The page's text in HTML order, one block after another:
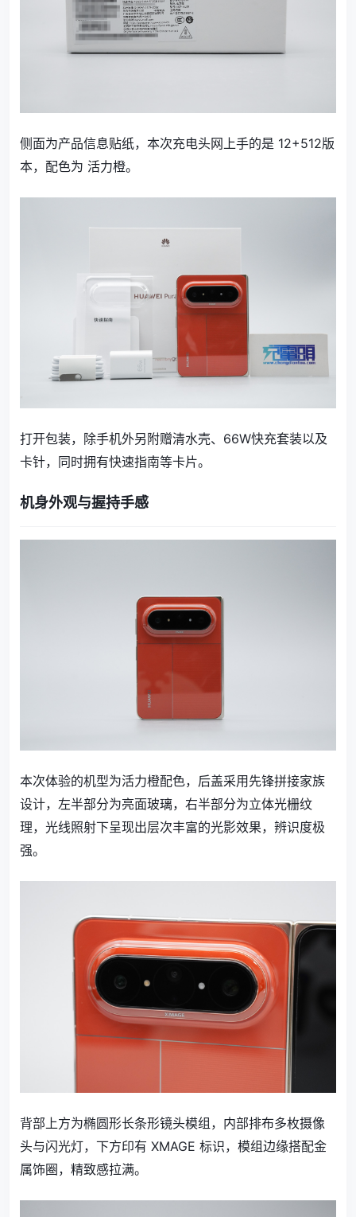
侧面为产品信息贴纸，本次充电头网上手的是 12+512版
本，配色为 活力橙。
打开包装，除手机外另附赠清水壳、66W快充套装以及
卡针，同时拥有快速指南等卡片。
机身外观与握持手感
本次体验的机型为活力橙配色，后盖采用先锋拼接家族
设计，左半部分为亮面玻璃，右半部分为立体光栅纹
理，光线照射下呈现出层次丰富的光影效果，辨识度极
强。
背部上方为椭圆形长条形镜头模组，内部排布多枚摄像
头与闪光灯，下方印有 XMAGE 标识，模组边缘搭配金
属饰圈，精致感拉满。